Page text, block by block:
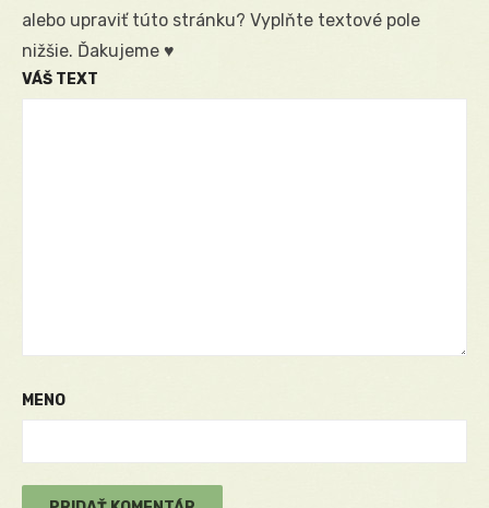
alebo upraviť túto stránku? Vyplňte textové pole
nižšie. Ďakujeme ♥
VÁŠ TEXT
MENO